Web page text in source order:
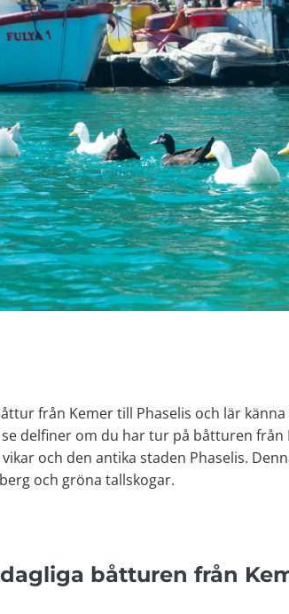
från Kemer till Phaselis och lär
delfiner om du har tur på båtturen
och den antika staden Phaselis.
och gröna tallskogar.
båtturen från